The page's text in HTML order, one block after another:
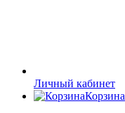
Личный кабинет
Корзина